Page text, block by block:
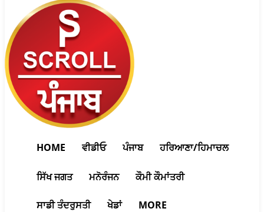
HOME ਵੀਡੀਓ ਪੰਜਾਬ ਹਰਿਆਣਾ/ਹਿਮਾਚਲ
ਸਿੱਖ ਜਗਤ ਮਨੋਰੰਜਨ ਕੌਮੀ ਕੌਮਾਂਤਰੀ
ਸਾਡੀ ਤੰਦਰੁਸਤੀ ਖੇਡਾਂ MORE